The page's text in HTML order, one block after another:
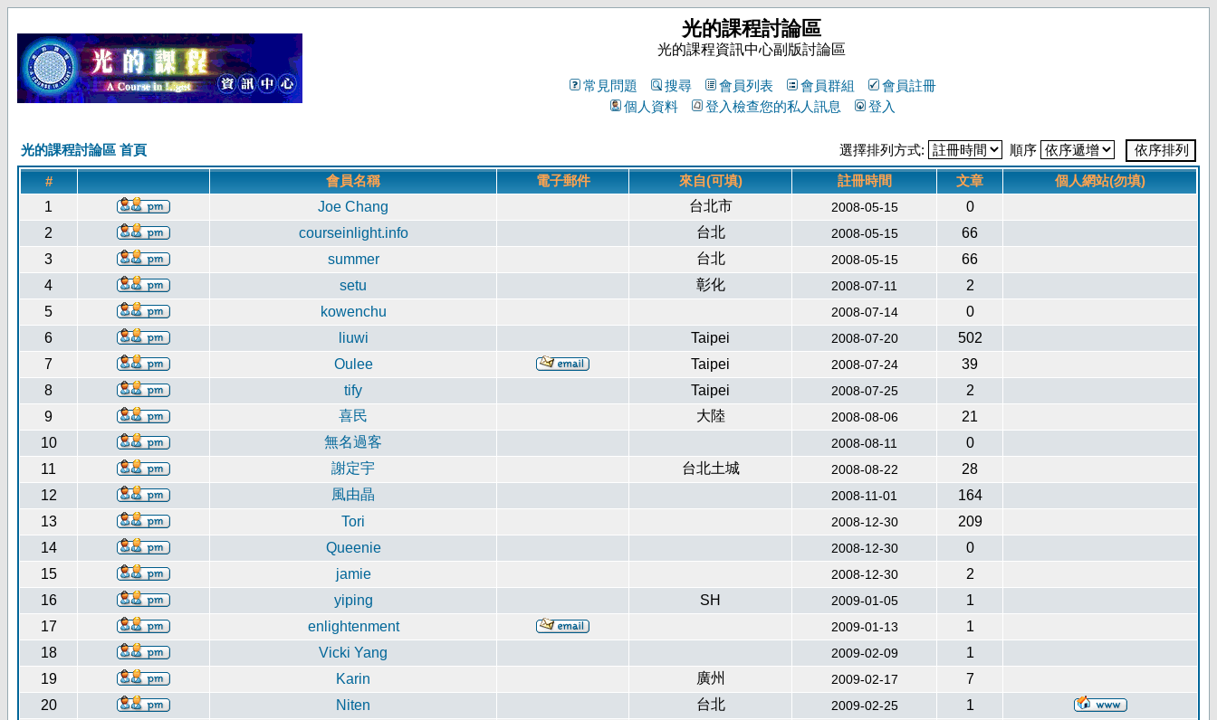
光的課程討論區
光的課程資訊中心副版討論區
常見問題 搜尋 會員列表 會員群組
會員註冊
個人資料
登入檢查您的私人訊息 登入
光的課程討論區 首頁 選擇排列方式: 順序
# 會員名稱 電子郵件 來自(可填) 註冊時間 文章
個人網站(勿填)
1
Joe Chang 台北市 2008-05-15
0
2
courseinlight.info 台北 2008-05-15
66
3
summer 台北 2008-05-15
66
4
setu 彰化 2008-07-11
2
5
kowenchu 2008-07-14
0
6
liuwi Taipei 2008-07-20
502
7
Oulee Taipei 2008-07-24
39
8
tify Taipei 2008-07-25
2
9
喜民 大陸 2008-08-06
21
10
無名過客 2008-08-11
0
11
謝定宇 台北土城 2008-08-22
28
12
風由晶 2008-11-01
164
13
Tori 2008-12-30
209
14
Queenie 2008-12-30
0
15
jamie 2008-12-30
2
16
yiping SH 2009-01-05
1
17
enlightenment 2009-01-13
1
18
Vicki Yang 2009-02-09
1
19
Karin 廣州 2009-02-17
7
20
Niten 台北 2009-02-25
1